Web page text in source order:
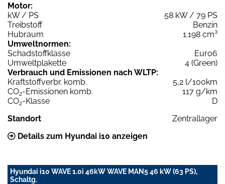
Motor:
kW / PS
58 kW / 79 PS
Treibstoff
Benzin
Hubraum
1.198 cm³
Umweltnormen:
Schadstoffklasse
Euro6
Umweltplakette
4 (Green)
Verbrauch und Emissionen nach WLTP:
Kraftstoffverbr. komb.
5,2 l/100km
CO2-Emissionen komb.
117 g/km
CO2-Klasse
D
Standort
Zentrallager
Details zum Hyundai i10 anzeigen
Hyundai i10 WAVE 1.0i 46kW WAVE MAN5 46 kW (63 PS),
Schaltg.